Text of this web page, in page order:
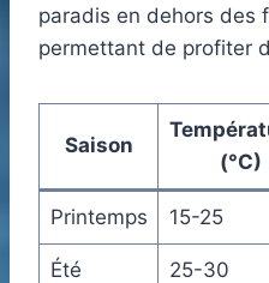
paradis en dehors des
permettant de profiter
Saison
(°C)
Printemps 15-25
Été 25-30